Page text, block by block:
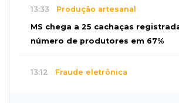
13:33 Produção artesanal
MS chega a 25 cachaças
número de produtores em 67%
13:12 Fraude eletrônica